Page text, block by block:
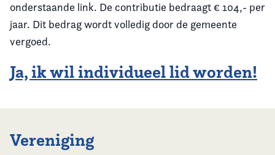
onderstaande link. De contributie bedraagt € 104,- per
jaar. Dit bedrag wordt volledig door de gemeente
vergoed.
Ja, ik wil individueel lid worden!
Vereniging